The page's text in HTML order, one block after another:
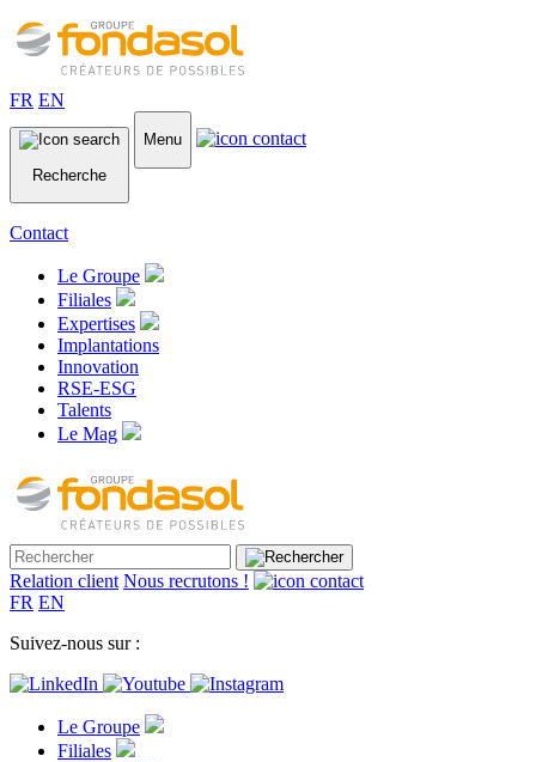
FR EN
Recherche
Menu
Contact
Le Groupe
Filiales
Expertises
Implantations
Innovation
RSE-ESG
Talents
Le Mag
Relation client Nous recrutons !
FR EN
Suivez-nous sur :
Le Groupe
Filiales